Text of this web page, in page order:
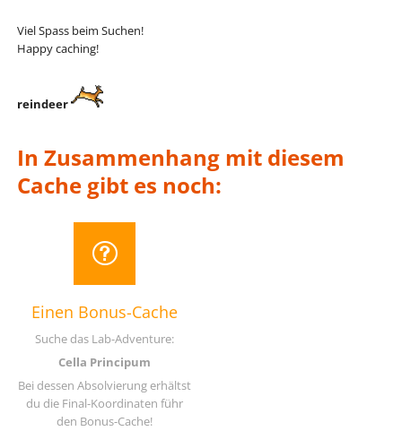
Viel Spass beim Suchen!
Happy caching!
reindeer
In Zusammenhang mit diesem
Cache gibt es noch:
Einen Bonus-Cache
Suche das Lab-Adventure:
Cella Principum
Bei dessen Absolvierung erhältst
du die Final-Koordinaten führ
den Bonus-Cache!